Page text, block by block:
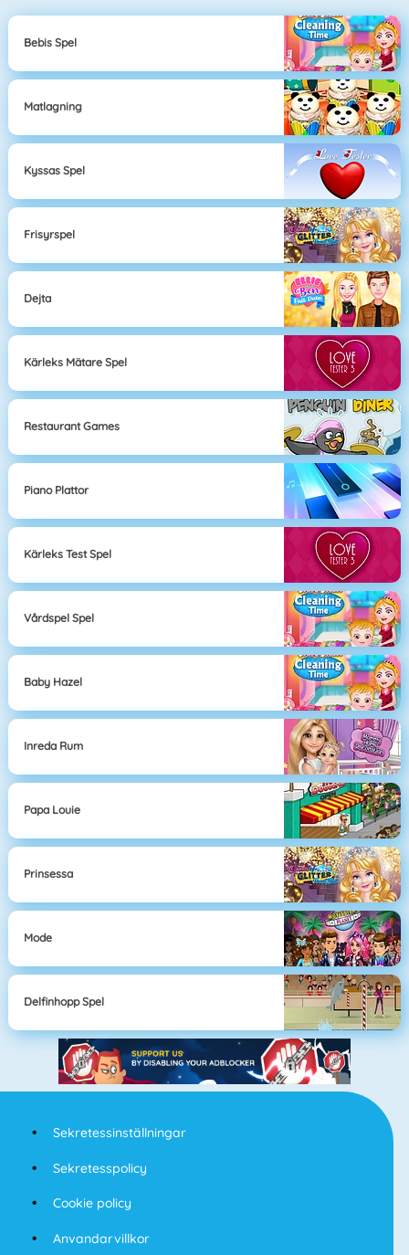
Bebis Spel
Matlagning
Kyssas Spel
Frisyrspel
Dejta
Kärleks Mätare Spel
Restaurant Games
Piano Plattor
Kärleks Test Spel
Vårdspel Spel
Baby Hazel
Inreda Rum
Papa Louie
Prinsessa
Mode
Delfinhopp Spel
Sekretessinställningar
Sekretesspolicy
Cookie policy
Anvandarvillkor